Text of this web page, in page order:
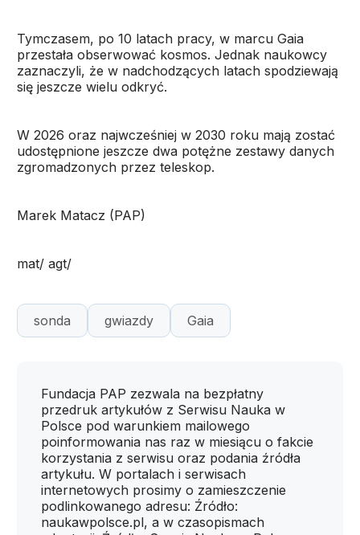
Tymczasem, po 10 latach pracy, w marcu Gaia
przestała obserwować kosmos. Jednak naukowcy
zaznaczyli, że w nadchodzących latach spodziewają
się jeszcze wielu odkryć.
W 2026 oraz najwcześniej w 2030 roku mają zostać
udostępnione jeszcze dwa potężne zestawy danych
zgromadzonych przez teleskop.
Marek Matacz (PAP)
mat/ agt/
sonda gwiazdy Gaia
Fundacja PAP zezwala na bezpłatny
przedruk artykułów z Serwisu Nauka w
Polsce pod warunkiem mailowego
poinformowania nas raz w miesiącu o fakcie
korzystania z serwisu oraz podania źródła
artykułu. W portalach i serwisach
internetowych prosimy o zamieszczenie
podlinkowanego adresu: Źródło:
naukawpolsce.pl, a w czasopismach